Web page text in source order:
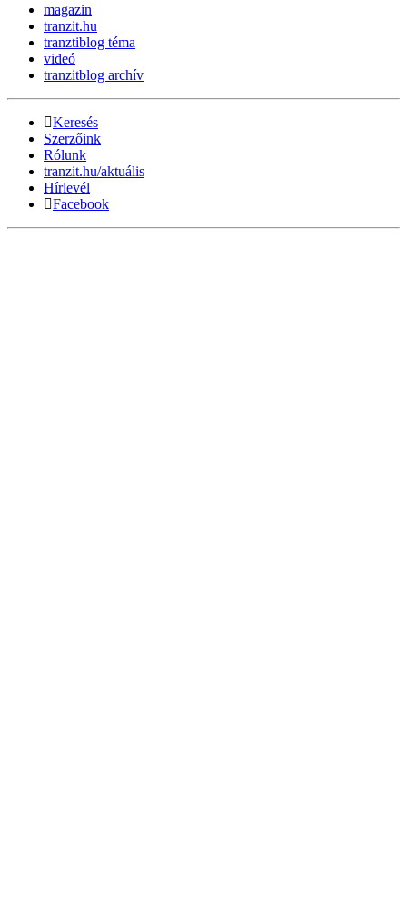
magazin
tranzit.hu
tranztiblog téma
videó
tranzitblog archív
Keresés
Szerzőink
Rólunk
tranzit.hu/aktuális
Hírlevél
Facebook